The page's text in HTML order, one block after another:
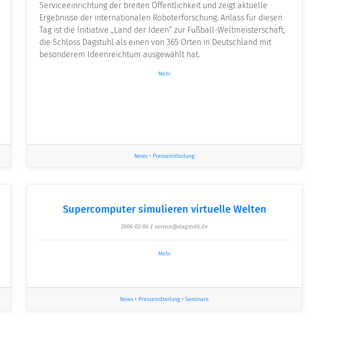
Serviceeinrichtung der breiten Öffentlichkeit und zeigt aktuelle
Ergebnisse der internationalen Roboterforschung. Anlass für diesen
Tag ist die Initiative „Land der Ideen“ zur Fußball-Weltmeisterschaft,
die Schloss Dagstuhl als einen von 365 Orten in Deutschland mit
besonderem Ideenreichtum ausgewählt hat.
Mehr
News • Pressemitteilung
Supercomputer simulieren virtuelle Welten
2006-02-06 / service@dagstuhl.de
Mehr
News • Pressemitteilung • Seminare